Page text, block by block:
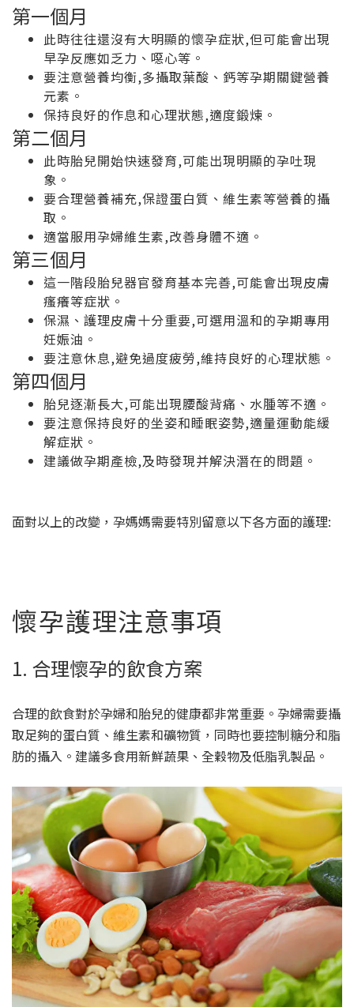
第一個月
此時往往還沒有大明顯的懷孕症狀,但可能會出現
早孕反應如乏力、噁心等。
要注意營養均衡,多攝取葉酸、鈣等孕期關鍵營養
元素。
保持良好的作息和心理狀態,適度鍛煉。
第二個月
此時胎兒開始快速發育,可能出現明顯的孕吐現
象。
要合理營養補充,保證蛋白質、維生素等營養的攝
取。
適當服用孕婦維生素,改善身體不適。
第三個月
這一階段胎兒器官發育基本完善,可能會出現皮膚
瘙癢等症狀。
保濕、護理皮膚十分重要,可選用溫和的孕期專用
妊娠油。
要注意休息,避免過度疲勞,維持良好的心理狀態。
第四個月
胎兒逐漸長大,可能出現腰酸背痛、水腫等不適。
要注意保持良好的坐姿和睡眠姿勢,適量運動能緩
解症狀。
建議做孕期產檢,及時發現并解決潛在的問題。
面對以上的改變，孕媽媽需要特別留意以下各方面的護理:
懷孕護理注意事項
1. 合理懷孕的飲食方案
合理的飲食對於孕婦和胎兒的健康都非常重要。孕婦需要攝
取足夠的蛋白質、維生素和礦物質，同時也要控制糖分和脂
肪的攝入。建議多食用新鮮蔬果、全穀物及低脂乳製品。